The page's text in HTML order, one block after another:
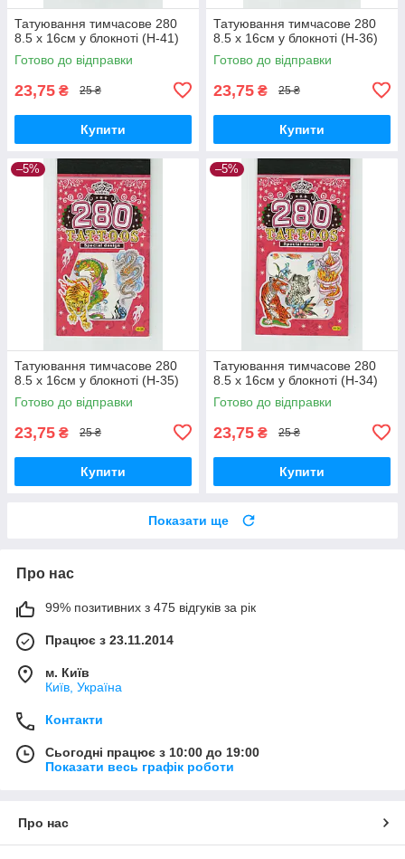
Татуювання тимчасове 280
8.5 х 16см у блокноті (H-41)
Готово до відправки
23,75 ₴ 25 ₴
Купити
Татуювання тимчасове 280
8.5 х 16см у блокноті (H-36)
Готово до відправки
23,75 ₴ 25 ₴
Купити
–5%
Татуювання тимчасове 280
8.5 х 16см у блокноті (H-35)
Готово до відправки
23,75 ₴ 25 ₴
Купити
–5%
Татуювання тимчасове 280
8.5 х 16см у блокноті (H-34)
Готово до відправки
23,75 ₴ 25 ₴
Купити
Показати ще
Про нас
99% позитивних з 475 відгуків за рік
Працює з 23.11.2014
м. Київ
Київ, Україна
Контакти
Сьогодні працює з 10:00 до 19:00
Показати весь графік роботи
Про нас